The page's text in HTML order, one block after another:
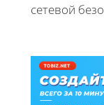
сетевой